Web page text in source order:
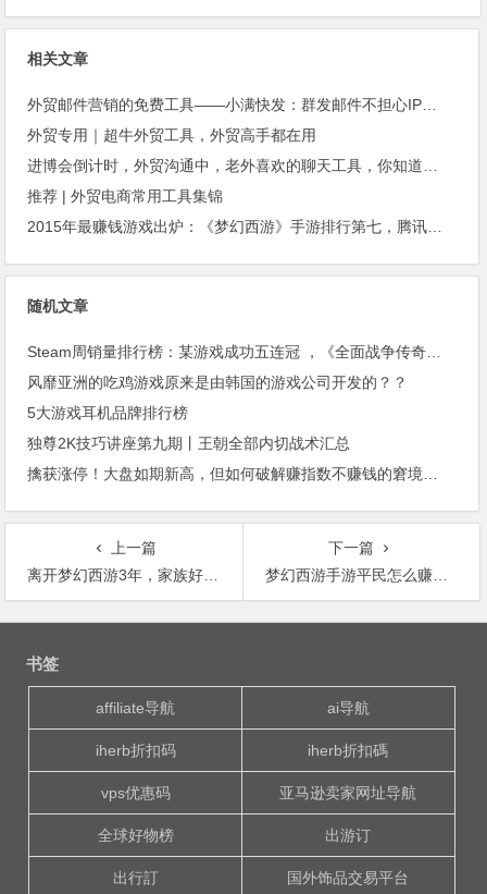
相关文章
外贸邮件营销的免费工具——小满快发：群发邮件不担心IP被封
外贸专用｜超牛外贸工具，外贸高手都在用
进博会倒计时，外贸沟通中，老外喜欢的聊天工具，你知道几种？
推荐 | 外贸电商常用工具集锦
2015年最赚钱游戏出炉：《梦幻西游》手游排行第七，腾讯总收入进前三
随机文章
Steam周销量排行榜：某游戏成功五连冠 ，《全面战争传奇：不列颠的王座》紧随其后位居榜单第二
风靡亚洲的吃鸡游戏原来是由韩国的游戏公司开发的？？
5大游戏耳机品牌排行榜
独尊2K技巧讲座第九期丨王朝全部内切战术汇总
擒获涨停！大盘如期新高，但如何破解赚指数不赚钱的窘境？一文说破当前行情性质|时空缠论投资学
上一篇
离开梦幻西游3年，家族好友却把我号给卖了，只给我5000！
下一篇
梦幻西游手游平民怎么赚钱 七大常规赚金币方法
文
书签
affiliate导航 ai导航
iherb折扣码 iherb折扣碼
vps优惠码 亚马逊卖家网址导航
全球好物榜 出游订
出行訂 国外饰品交易平台